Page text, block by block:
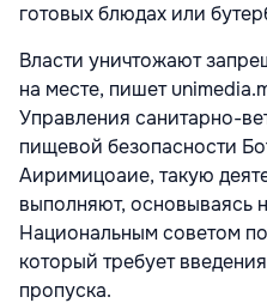
готовых блюдах или
Власти уничтожают
на месте, пишет
Управления санитарно-
пищевой безопасности
Аиримицоаие, такую
выполняют, основываясь
Национальным советом
который требует
пропуска.